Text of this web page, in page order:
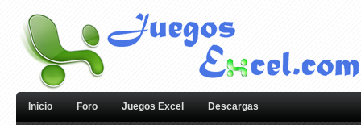
Inicio Foro Juegos Excel Descargas